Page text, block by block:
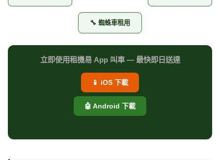
🔧 蜘蛛車租用
立即使用租機易 App 叫車 — 最快即日送達
📱 iOS 下載
🤖 Android 下載